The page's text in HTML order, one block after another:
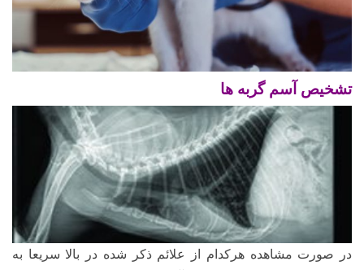
تشخیص آسم گربه ها
در صورت مشاهده هرکدام از علائم ذکر شده در بالا سریعا به